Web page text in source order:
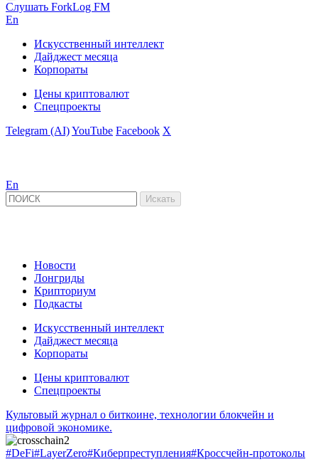
Слушать ForkLog FM
En
Искусственный интеллект
Дайджест месяца
Корпораты
Цены криптовалют
Спецпроекты
Telegram (AI)YouTube Facebook X
En
Новости
Лонгриды
Крипториум
Подкасты
Искусственный интеллект
Дайджест месяца
Корпораты
Цены криптовалют
Спецпроекты
Культовый журнал о биткоине, технологии блокчейн и
цифровой экономике.
#DeFi#LayerZero#Киберпреступления#Кроссчейн-протоколы